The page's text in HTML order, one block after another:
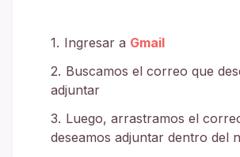
Ingresar a Gmail
Buscamos el correo que
adjuntar
Luego, arrastramos el
deseamos adjuntar dentro del